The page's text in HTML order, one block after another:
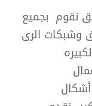
نقوم بجميع
وشبكات الرى